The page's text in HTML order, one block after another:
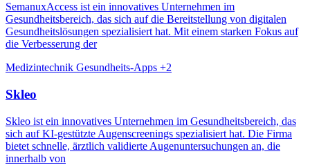
SemanuxAccess ist ein innovatives Unternehmen im
Gesundheitsbereich, das sich auf die Bereitstellung von digitalen
Gesundheitslösungen spezialisiert hat. Mit einem starken Fokus auf
die Verbesserung der
Medizintechnik Gesundheits-Apps +2
Skleo
Skleo ist ein innovatives Unternehmen im Gesundheitsbereich, das
sich auf KI-gestützte Augenscreenings spezialisiert hat. Die Firma
bietet schnelle, ärztlich validierte Augenuntersuchungen an, die
innerhalb von